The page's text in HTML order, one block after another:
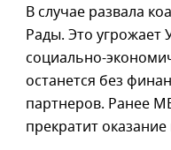
В случае развала
Рады. Это угрожает
социально-
останется без
партнеров. Ранее
прекратит